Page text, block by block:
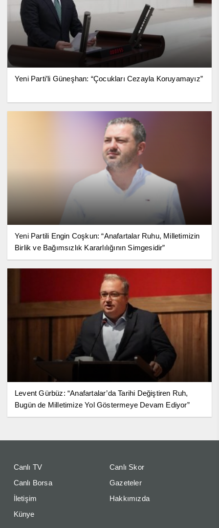
Yeni Parti’li Güneşhan: “Çocukları Cezayla Koruyamayız”
Yeni Partili Engin Coşkun: “Anafartalar Ruhu, Milletimizin
Birlik ve Bağımsızlık Kararlılığının Simgesidir”
Levent Gürbüz: “Anafartalar’da Tarihi Değiştiren Ruh,
Bugün de Milletimize Yol Göstermeye Devam Ediyor”
Canlı TV
Canlı Skor
Canlı Borsa
Gazeteler
İletişim
Hakkımızda
Künye